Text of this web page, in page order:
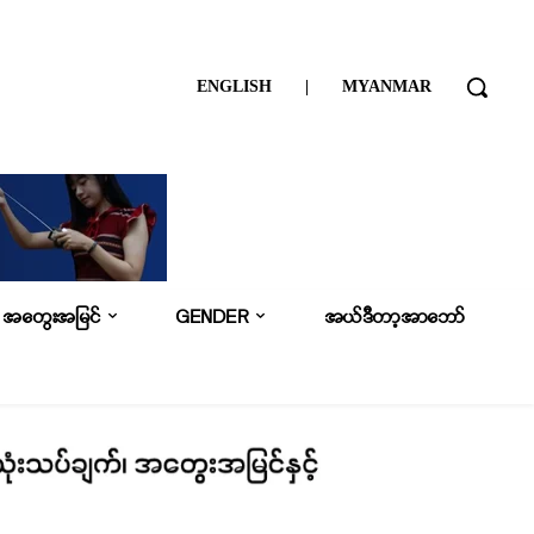
ENGLISH | MYANMAR
အတွေးအမြင် GENDER အယ်ဒီတာ့အာဘော်